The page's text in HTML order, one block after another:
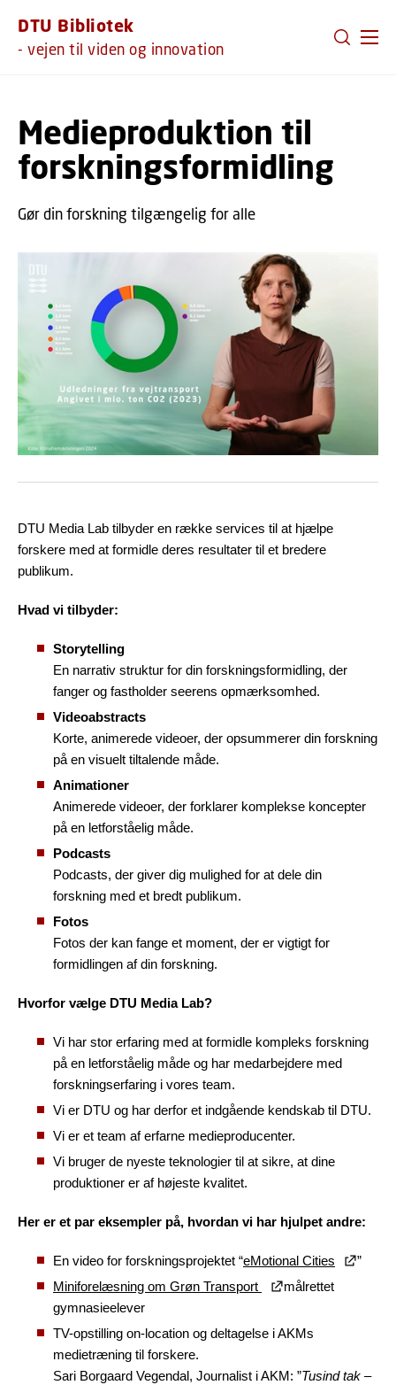
DTU Bibliotek
- vejen til viden og innovation
Medieproduktion til
forskningsformidling
Gør din forskning tilgængelig for alle
DTU Media Lab tilbyder en række services til at hjælpe
forskere med at formidle deres resultater til et bredere
publikum.
Hvad vi tilbyder:
Storytelling
En narrativ struktur for din forskningsformidling, der
fanger og fastholder seerens opmærksomhed.
Videoabstracts
Korte, animerede videoer, der opsummerer din forskning
på en visuelt tiltalende måde.
Animationer
Animerede videoer, der forklarer komplekse koncepter
på en letforståelig måde.
Podcasts
Podcasts, der giver dig mulighed for at dele din
forskning med et bredt publikum.
Fotos
Fotos der kan fange et moment, der er vigtigt for
formidlingen af din forskning.
Hvorfor vælge DTU Media Lab?
Vi har stor erfaring med at formidle kompleks forskning
på en letforståelig måde og har medarbejdere med
forskningserfaring i vores team.
Vi er DTU og har derfor et indgående kendskab til DTU.
Vi er et team af erfarne medieproducenter.
Vi bruger de nyeste teknologier til at sikre, at dine
produktioner er af højeste kvalitet.
Her er et par eksempler på, hvordan vi har hjulpet andre:
En video for forskningsprojektet “eMotional Cities
”
Miniforelæsning om Grøn Transport
målrettet
gymnasieelever
TV-opstilling on-location og deltagelse i AKMs
medietræning til forskere.
Sari Borgaard Vegendal, Journalist i AKM: ”Tusind tak –